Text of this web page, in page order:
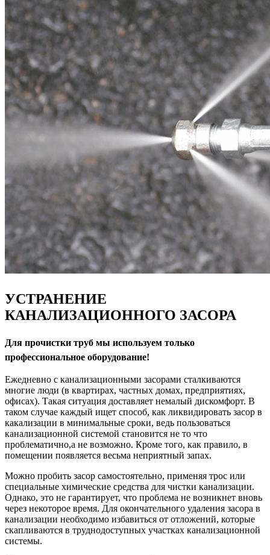
УСТРАНЕНИЕ
КАНАЛИЗАЦИОННОГО ЗАСОРА
Для прочистки труб мы используем только
профессиональное оборудование!
Ежедневно с канализационными засорами сталкиваются
многие люди (в квартирах, частных домах, предприятиях,
офисах). Такая ситуация доставляет немалый дискомфорт. В
таком случае каждый ищет способ, как ликвидировать засор в
какализации в минимальные сроки, ведь пользоваться
канализационной системой становится не то что
проблематично,а не возможно. Кроме того, как правило, в
помещении появляется весьма неприятный запах.
Можно пробить засор самостоятельно, применяя трос или
специальные химические средства для чистки канализации.
Однако, это не гарантирует, что проблема не возникнет вновь
через некоторое время. Для окончательного удаления засора в
канализации необходимо избавиться от отложений, которые
скапливаются в труднодоступных участках канализационной
системы.